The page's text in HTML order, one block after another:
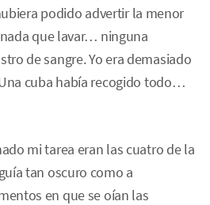
podido advertir la menor
que lavar… ninguna
de sangre. Yo era demasiado
cuba había recogido todo…
mi tarea eran las cuatro de la
tan oscuro como a
en que se oían las